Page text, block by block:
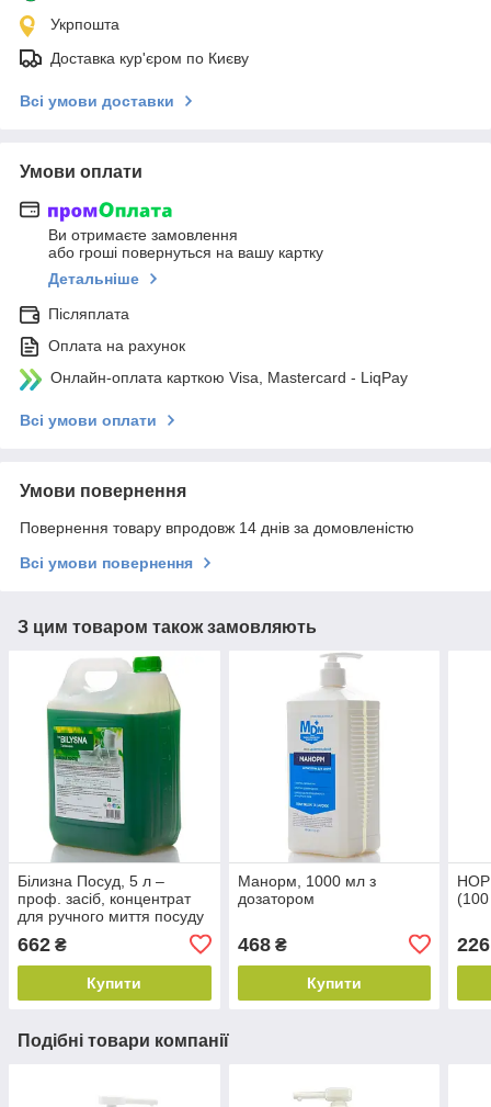
Укрпошта
Доставка кур'єром по Києву
Всі умови доставки
Умови оплати
Ви отримаєте замовлення
або гроші повернуться на вашу картку
Детальніше
Післяплата
Оплата на рахунок
Онлайн-оплата карткою Visa, Mastercard - LiqPay
Всі умови оплати
Умови повернення
Повернення товару впродовж 14 днів за домовленістю
Всі умови повернення
З цим товаром також замовляють
Білизна Посуд, 5 л –
проф. засіб, концентрат
для ручного миття посуду
662 ₴
Купити
Манорм, 1000 мл з
дозатором
468₴
Купити
НОР
226
Подібні товари компанії